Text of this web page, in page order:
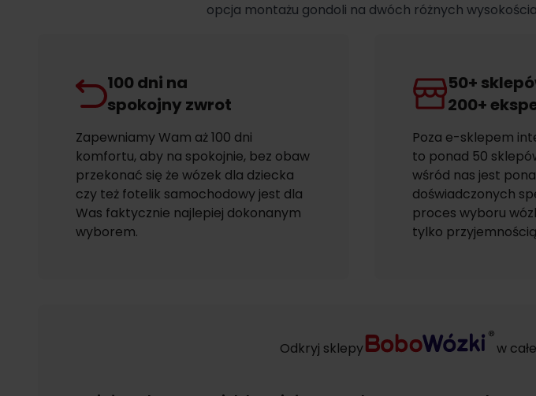
opcja montażu gondoli na dwóch różnych
100 dni na
spokojny zwrot
Zapewniamy Wam aż 100 dni
komfortu, aby na spokojnie, bez obaw
przekonać się że wózek dla dziecka
czy też fotelik samochodowy jest dla
Was faktycznie najlepiej dokonanym
wyborem.
50+
200+
Poza e-sklepem
to ponad 50
wśród nas jest
doświadczonych
proces wyboru
tylko
Odkryj sklepy w